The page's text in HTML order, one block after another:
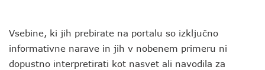
Vsebine, ki jih prebirate na portalu so izključno
informativne narave in jih v nobenem primeru ni
dopustno interpretirati kot nasvet ali navodila za